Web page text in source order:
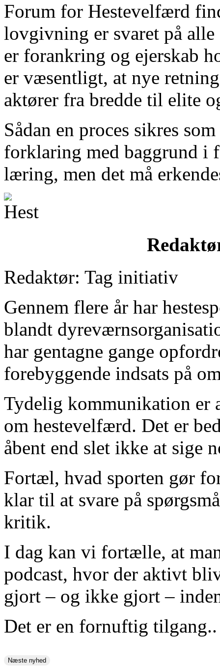
Forum for Hestevelfærd
lovgivning er svaret på alle
er forankring og ejerskab
er væsentligt, at nye
aktører fra bredde til elite
Sådan en proces sikres
forklaring med baggrund i
læring, men det må
Redaktør: Tag initiativ
Gennem flere år har
blandt
har gentagne gange
forebyggende indsats på
Tydelig kommunikation er
om hestevelfærd. Det er
åbent end slet ikke at sige
Fortæl, hvad sporten gør
klar til at svare på
kritik.
I dag kan vi fortælle, at
podcast, hvor der aktivt
gjort – og ikke gjort –
Det er en fornuftig tilgang..
Næste nyhed